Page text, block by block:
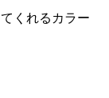
くれるカラー